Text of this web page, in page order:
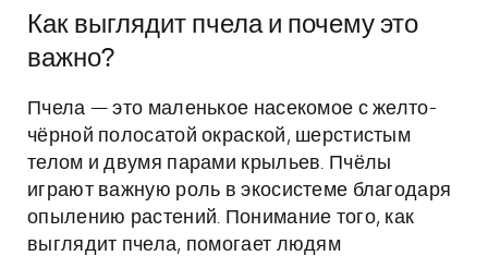
Как выглядит пчела и почему это
важно?
Пчела — это маленькое насекомое с желто-
чёрной полосатой окраской, шерстистым
телом и двумя парами крыльев. Пчёлы
играют важную роль в экосистеме благодаря
опылению растений. Понимание того, как
выглядит пчела, помогает людям